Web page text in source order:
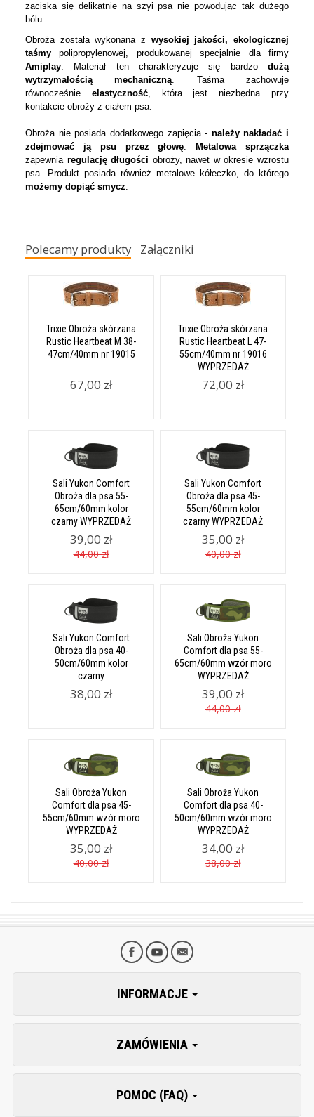
zaciska się delikatnie na szyi psa nie powodując tak dużego
bólu.
Obroża została wykonana z wysokiej jakości, ekologicznej
taśmypolipropylenowej, produkowanej specjalnie dla firmy
Amiplay. Materiał ten charakteryzuje się bardzodużą
wytrzymałością mechaniczną. Taśma zachowuje
równocześnie elastyczność, która jest niezbędna przy
kontakcie obroży z ciałem psa.
Obroża nie posiada dodatkowego zapięcia - należy nakładać i
zdejmować ją psu przez głowę. Metalowa sprzączka
zapewnia regulację długości obroży, nawet w okresie wzrostu
psa. Produkt posiada również metalowe kółeczko, do którego
możemy dopiąć smycz.
Polecamy produkty Załączniki
Trixie Obroża skórzana
Rustic Heartbeat M 38-
47cm/40mm nr 19015
67,00 zł
Trixie Obroża skórzana
Rustic Heartbeat L 47-
55cm/40mm nr 19016
WYPRZEDAŻ
72,00 zł
Sali Yukon Comfort
Obroża dla psa 55-
65cm/60mm kolor
czarny WYPRZEDAŻ
39,00 zł
44,00 zł
Sali Yukon Comfort
Obroża dla psa 45-
55cm/60mm kolor
czarny WYPRZEDAŻ
35,00 zł
40,00 zł
Sali Yukon Comfort
Obroża dla psa 40-
50cm/60mm kolor
czarny
38,00 zł
Sali Obroża Yukon
Comfort dla psa 55-
65cm/60mm wzór moro
WYPRZEDAŻ
39,00 zł
44,00 zł
Sali Obroża Yukon
Comfort dla psa 45-
55cm/60mm wzór moro
WYPRZEDAŻ
35,00 zł
40,00 zł
Sali Obroża Yukon
Comfort dla psa 40-
50cm/60mm wzór moro
WYPRZEDAŻ
34,00 zł
38,00 zł
INFORMACJE
ZAMÓWIENIA
POMOC (FAQ)